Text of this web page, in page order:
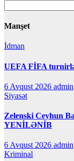
Manşet
İdman
UEFA FİFA
6 Avqust 2026 admin
Siyasət
Zelenski Ceyhun
YENİLƏNİB
6 Avqust 2026 admin
Kriminal